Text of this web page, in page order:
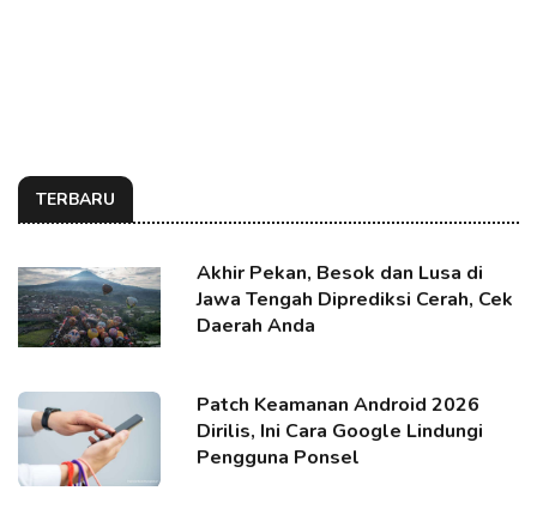
TERBARU
Akhir Pekan, Besok dan Lusa di
Jawa Tengah Diprediksi Cerah, Cek
Daerah Anda
Patch Keamanan Android 2026
Dirilis, Ini Cara Google Lindungi
Pengguna Ponsel